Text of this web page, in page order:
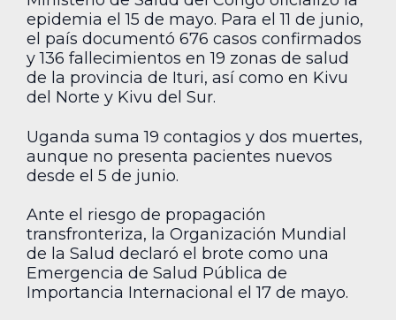
epidemia el 15 de mayo. Para el 11 de junio,
el país documentó 676 casos confirmados
y 136 fallecimientos en 19 zonas de salud
de la provincia de Ituri, así como en Kivu
del Norte y Kivu del Sur.
Uganda suma 19 contagios y dos muertes,
aunque no presenta pacientes nuevos
desde el 5 de junio.
Ante el riesgo de propagación
transfronteriza, la Organización Mundial
de la Salud declaró el brote como una
Emergencia de Salud Pública de
Importancia Internacional el 17 de mayo.